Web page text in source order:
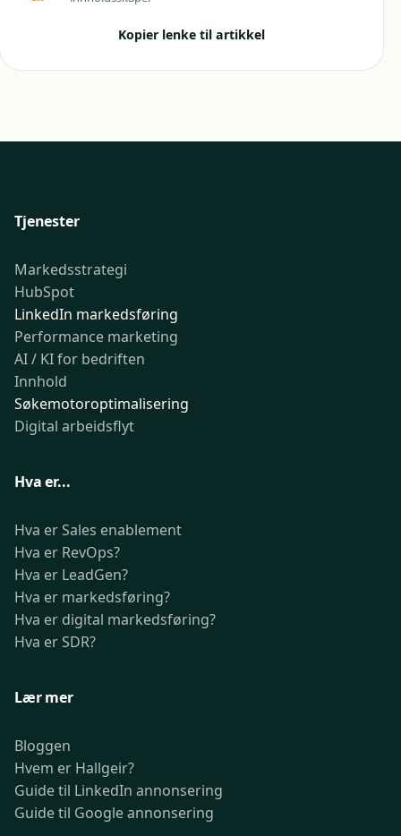
Kopier lenke til artikkel
Tjenester
Markedsstrategi
HubSpot
LinkedIn markedsføring
Performance marketing
AI / KI for bedriften
Innhold
Søkemotoroptimalisering
Digital arbeidsflyt
Hva er...
Hva er Sales enablement
Hva er RevOps?
Hva er LeadGen?
Hva er markedsføring?
Hva er digital markedsføring?
Hva er SDR?
Lær mer
Bloggen
Hvem er Hallgeir?
Guide til LinkedIn annonsering
Guide til Google annonsering